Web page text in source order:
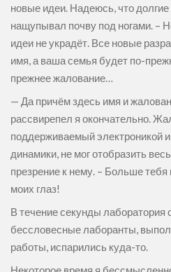
новые идеи. Надеюсь, что
нащупывал почву под ногами. –
идеи не украдёт. Все новые
имя, а ваша семья будет по-
прежнее жалование…
— Да причём здесь имя и
рассвирепел я окончательно.
поддерживаемый электроникой
динамики, не мог отобразить
презрение к нему. – Больше тебя
моих глаз!
В течение секунды лаборатория
бессловесные лаборанты,
работы, испарились куда-то.